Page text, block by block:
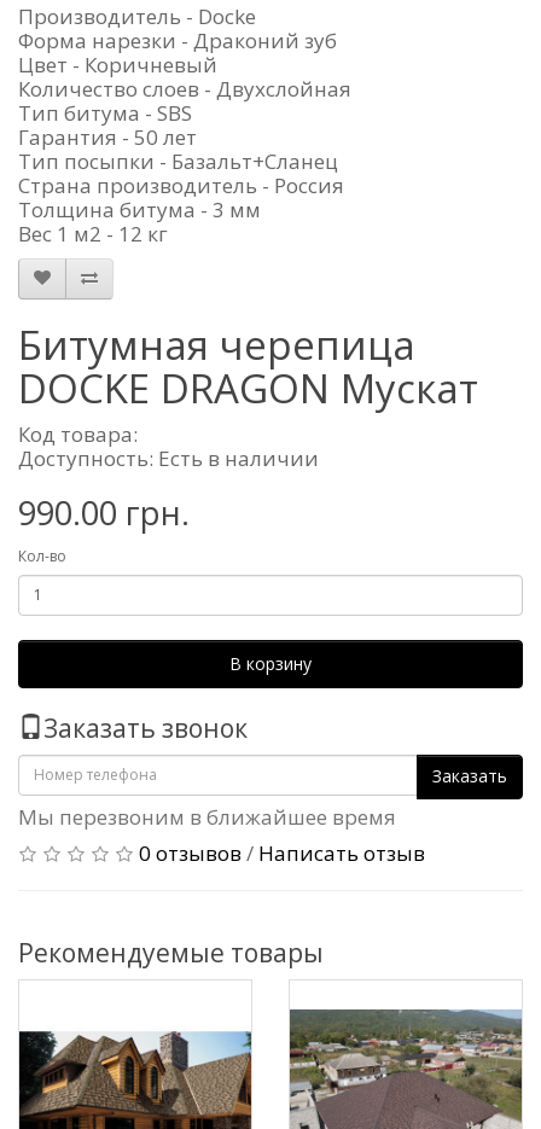
Производитель - Docke
Форма нарезки - Драконий зуб
Цвет - Коричневый
Количество слоев - Двухслойная
Тип битума - SBS
Гарантия - 50 лет
Тип посыпки - Базальт+Сланец
Страна производитель - Россия
Толщина битума - 3 мм
Вес 1 м2 - 12 кг
Битумная черепица
DOCKE DRAGON Мускат
Код товара:
Доступность: Есть в наличии
990.00 грн.
Кол-во
В корзину
Заказать звонок
Заказать
Мы перезвоним в ближайшее время
0 отзывов / Написать отзыв
Рекомендуемые товары